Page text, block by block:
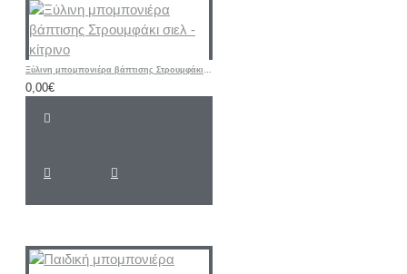
Ξύλινη μπομπονιέρα βάπτισης Στρουμφάκι σιελ - κίτρινο
0,00€